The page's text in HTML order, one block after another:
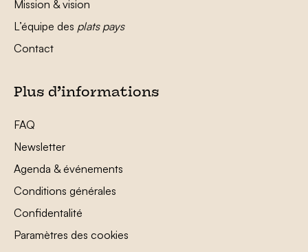
Mission & vision
L’équipe des plats pays
Contact
Plus d’informations
FAQ
Newsletter
Agenda & événements
Conditions générales
Confidentalité
Paramètres des cookies